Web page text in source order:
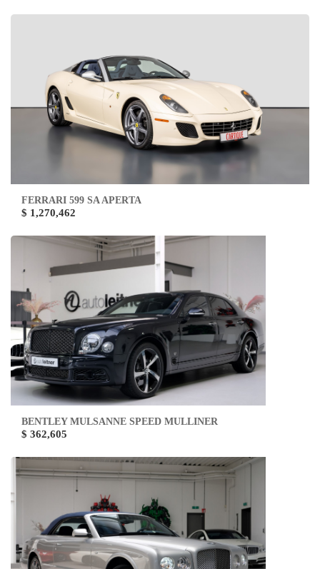
FERRARI 599 SA APERTA
$ 1,270,462
BENTLEY MULSANNE SPEED MULLINER
$ 362,605